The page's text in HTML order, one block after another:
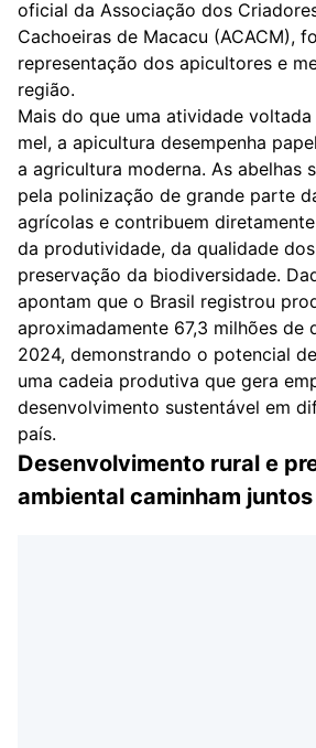
oficial da Associação dos
Cachoeiras de Macacu (ACACM),
representação dos apicultores e
região.
Mais do que uma atividade
mel, a apicultura desempenha
a agricultura moderna. As abelhas
pela polinização de grande parte
agrícolas e contribuem
da produtividade, da qualidade
preservação da biodiversidade.
apontam que o Brasil registrou
aproximadamente 67,3 milhões de
2024, demonstrando o potencial
uma cadeia produtiva que gera
desenvolvimento sustentável em
país.
Desenvolvimento rural e
ambiental caminham juntos